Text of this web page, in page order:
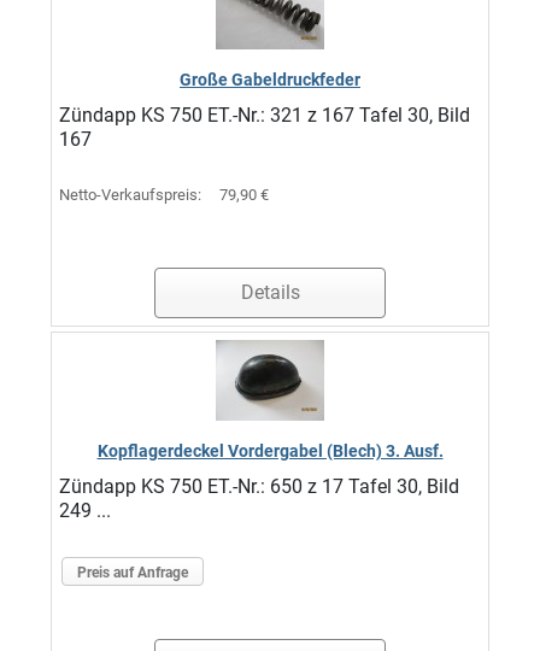
Große Gabeldruckfeder
Zündapp KS 750 ET.-Nr.: 321 z 167 Tafel 30, Bild
167
Netto-Verkaufspreis: 79,90 €
Details
Kopflagerdeckel Vordergabel (Blech) 3. Ausf.
Zündapp KS 750 ET.-Nr.: 650 z 17 Tafel 30, Bild
249 ...
Preis auf Anfrage